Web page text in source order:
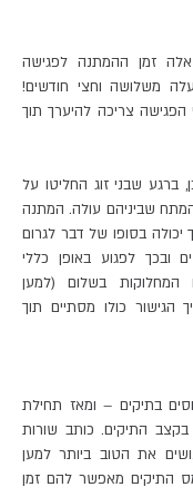
זמן ההמתנה לפגישה
משלושה וחצי חודשים!
צריכה להיערך תוך
ברגע שבני זוג החליטו על
שביניהם עולה. המתנה
יכולה בסופו של דבר לגרום
ובכך לפגוע באופן כללי
המחלוקות בשלום (למען
הגישור כולו מסתיים תוך
בתיקים – ומאז תחילת
התיקים. כותב שורות
את הטוב ביותר למען
התיקים מאפשר להם זמן